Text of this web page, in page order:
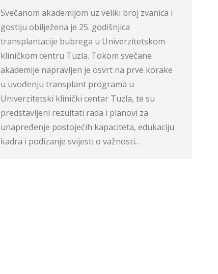
Svečanom akademijom uz veliki broj zvanica i
gostiju obilježena je 25. godišnjica
transplantacije bubrega u Univerzitetskom
kliničkom centru Tuzla. Tokom svečane
akademije napravljen je osvrt na prve korake
u uvođenju transplant programa u
Univerzitetski klinički centar Tuzla, te su
predstavljeni rezultati rada i planovi za
unapređenje postojećih kapaciteta, edukaciju
kadra i podizanje svijesti o važnosti…